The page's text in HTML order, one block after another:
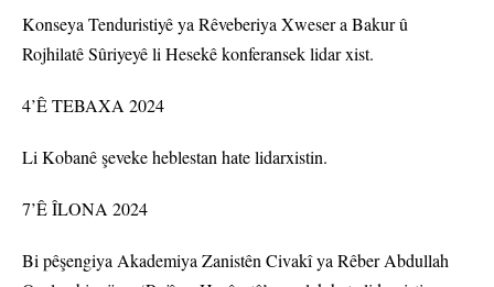
Konseya Tenduristiyê ya Rêveberiya Xweser a Bakur û
Rojhilatê Sûriyeyê li Hesekê konferansek lidar xist.
4’Ê TEBAXA 2024
Li Kobanê şeveke heblestan hate lidarxistin.
7’Ê ÎLONA 2024
Bi pêşengiya Akademiya Zanistên Civakî ya Rêber Abdullah